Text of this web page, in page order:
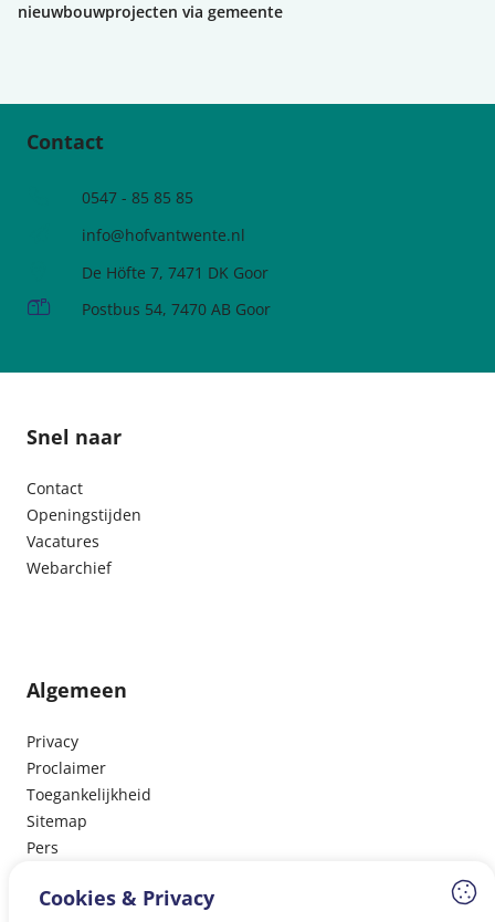
Cookies & Privacy
nieuwbouwprojecten via gemeente
Contact
Telefoonnummer
0547 - 85 85 85
e-mailadres:info@hofvantwente.nl
De Höfte 7, 7471 DK Goor
Postadres:Postbus 54, 7470 AB Goor
Snel naar
Contact
Openingstijden
Vacatures
Webarchief
Algemeen
Privacy
Proclaimer
Toegankelijkheid
Sitemap
Pers